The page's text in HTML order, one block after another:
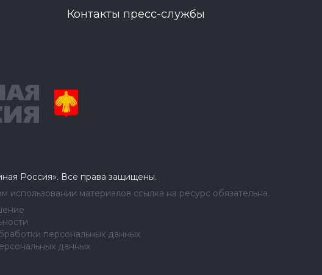
Контакты пресс-службы
Россия». Все права защищены.
использовании материалов ссылка на ресурс обязательна.
персональных данных
данных